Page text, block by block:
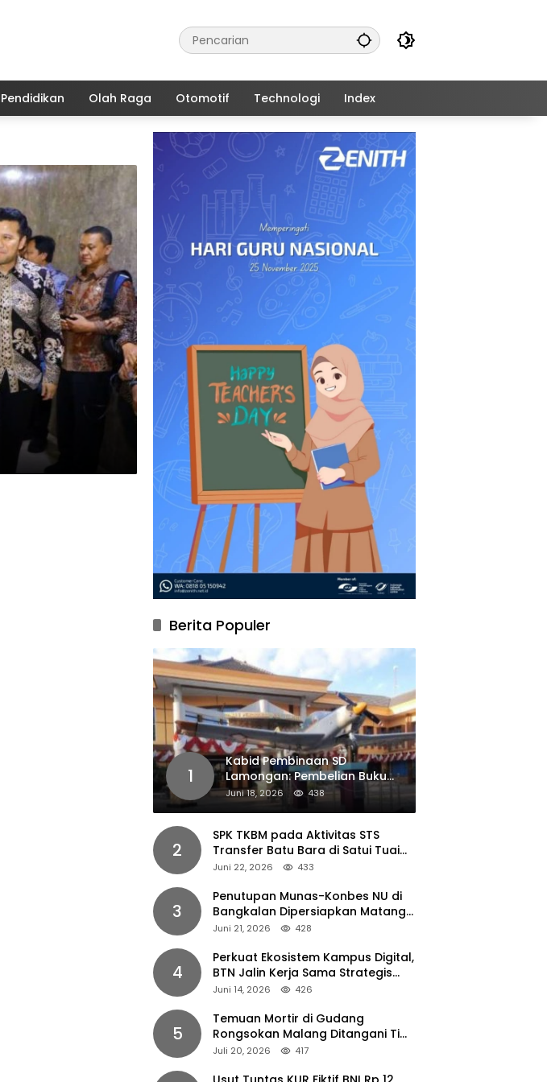
Pendidikan Olah Raga Otomotif Technologi Index
Berita Populer
1
Kabid Pembinaan SD
Lamongan: Pembelian Buku
Pendamping Tidak Boleh
Dipaksakan
Juni 18, 2026 438
2
SPK TKBM pada Aktivitas STS
Transfer Batu Bara di Satui Tuai
Sorotan
Juni 22, 2026 433
3
Penutupan Munas-Konbes NU di
Bangkalan Dipersiapkan Matang,
Gus Ipul Turun Tangan
Juni 21, 2026 428
4
Perkuat Ekosistem Kampus Digital,
BTN Jalin Kerja Sama Strategis
dengan UNAIR
Juni 14, 2026 426
5
Temuan Mortir di Gudang
Rongsokan Malang Ditangani Tim
Gegana Polda Jatim
Juli 20, 2026 417